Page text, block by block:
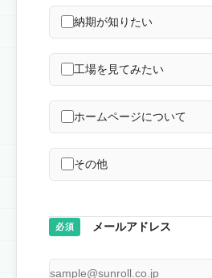
納期が知りたい
工場を見てみたい
ホームページについて
その他
必須 メールアドレス